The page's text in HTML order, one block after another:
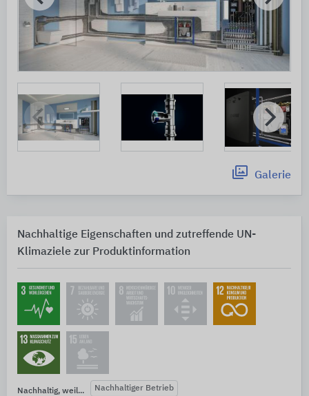
Galerie
Nachhaltige Eigenschaften und zutreffende UN-
Klimaziele zur Produktinformation
Nachhaltig, weil... Nachhaltiger Betrieb